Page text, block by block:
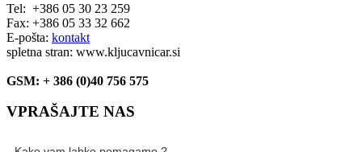
Tel: +386 05 30 23 259
Fax: +386 05 33 32 662
E-pošta: kontakt
spletna stran: www.kljucavnicar.si
GSM: + 386 (0)40 756 575
VPRAŠAJTE NAS